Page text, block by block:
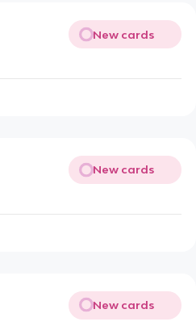
New cards
New cards
New cards